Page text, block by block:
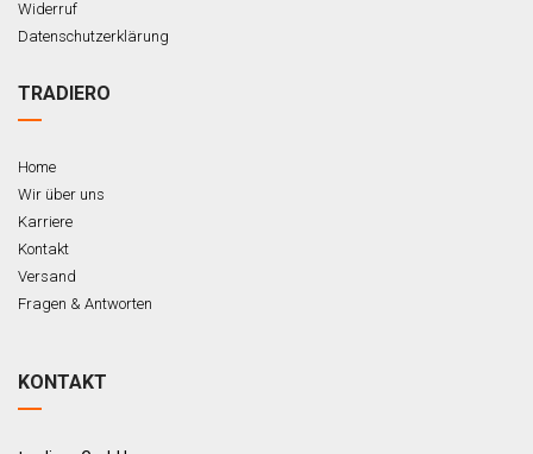
Widerruf
Datenschutzerklärung
TRADIERO
Home
Wir über uns
Karriere
Kontakt
Versand
Fragen & Antworten
KONTAKT